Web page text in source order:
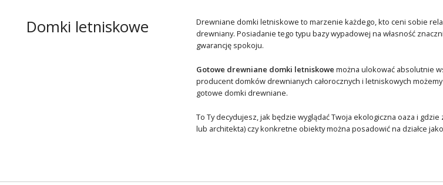
Domki letniskowe
Drewniane domki letniskowe to marzenie każdego, kto ceni sobie
drewniany. Posiadanie tego typu bazy wypadowej na własność
gwarancję spokoju.
Gotowe drewniane domki letniskowe można ulokować absolutnie
producent domków drewnianych całorocznych i letniskowych
gotowe domki drewniane.
To Ty decydujesz, jak będzie wyglądać Twoja ekologiczna oaza i
lub architekta) czy konkretne obiekty można posadowić na działce